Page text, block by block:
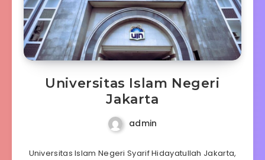
Universitas Islam Negeri
Jakarta
admin
Universitas Islam Negeri Syarif Hidayatullah Jakarta,